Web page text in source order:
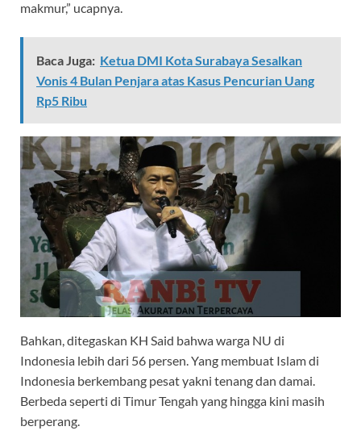
makmur,” ucapnya.
Baca Juga: Ketua DMI Kota Surabaya Sesalkan
Vonis 4 Bulan Penjara atas Kasus Pencurian Uang
Rp5 Ribu
Bahkan, ditegaskan KH Said bahwa warga NU di
Indonesia lebih dari 56 persen. Yang membuat Islam di
Indonesia berkembang pesat yakni tenang dan damai.
Berbeda seperti di Timur Tengah yang hingga kini masih
berperang.